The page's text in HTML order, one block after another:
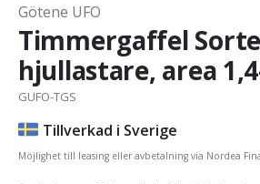
Götene UFO
Timmergaffel
hjullastare, area
GUFO-TGS
Tillverkad i Sverige
Möjlighet till leasing eller avbetalning via Nordea